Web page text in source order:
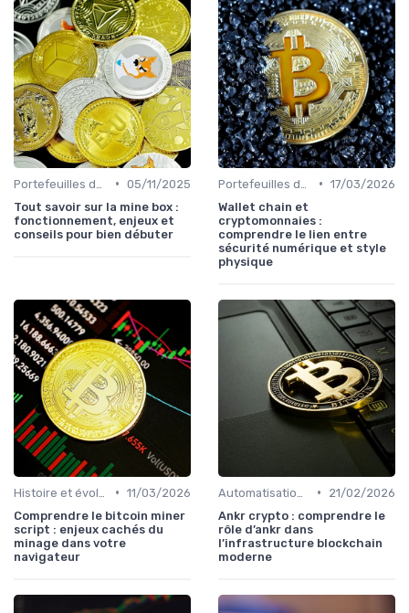
• 05/11/2025
Tout savoir sur la mine box :
fonctionnement, enjeux et
conseils pour bien débuter
• 17/03/2026
Wallet chain et
cryptomonnaies :
comprendre le lien entre
sécurité numérique et style
physique
• 11/03/2026
Comprendre le bitcoin miner
script : enjeux cachés du
minage dans votre
navigateur
•
21/02/2026
Ankr crypto : comprendre le
rôle d’ankr dans
l’infrastructure blockchain
moderne